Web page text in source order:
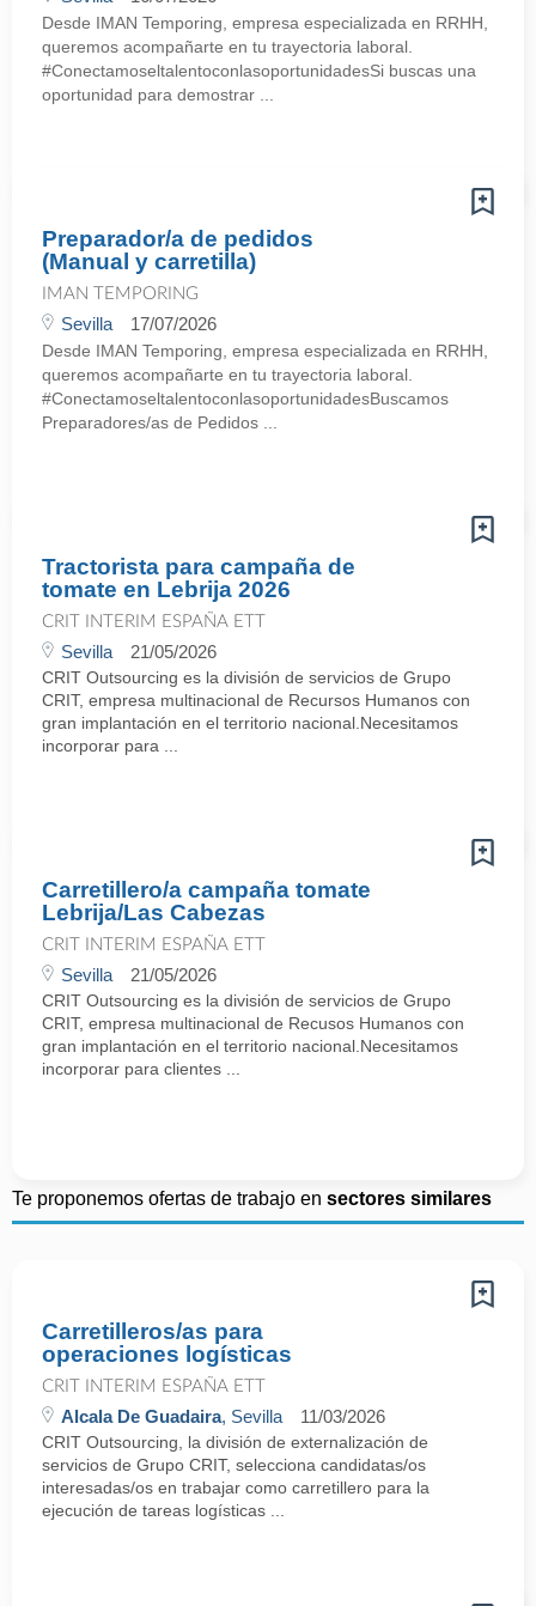
Desde IMAN Temporing, empresa especializada en RRHH,
queremos acompañarte en tu trayectoria laboral.
#ConectamoseltalentoconlasoportunidadesSi buscas una
oportunidad para demostrar ...
Preparador/a de pedidos
(Manual y carretilla)
IMAN TEMPORING
Sevilla 17/07/2026
Desde IMAN Temporing, empresa especializada en RRHH,
queremos acompañarte en tu trayectoria laboral.
#ConectamoseltalentoconlasoportunidadesBuscamos
Preparadores/as de Pedidos ...
Tractorista para campaña de
tomate en Lebrija 2026
CRIT INTERIM ESPAÑA ETT
Sevilla 21/05/2026
CRIT Outsourcing es la división de servicios de Grupo
CRIT, empresa multinacional de Recursos Humanos con
gran implantación en el territorio nacional.Necesitamos
incorporar para ...
Carretillero/a campaña tomate
Lebrija/Las Cabezas
CRIT INTERIM ESPAÑA ETT
Sevilla 21/05/2026
CRIT Outsourcing es la división de servicios de Grupo
CRIT, empresa multinacional de Recusos Humanos con
gran implantación en el territorio nacional.Necesitamos
incorporar para clientes ...
Te proponemos ofertas de trabajo en sectores similares
Carretilleros/as para
operaciones logísticas
CRIT INTERIM ESPAÑA ETT
Alcala De Guadaira, Sevilla 11/03/2026
CRIT Outsourcing, la división de externalización de
servicios de Grupo CRIT, selecciona candidatas/os
interesadas/os en trabajar como carretillero para la
ejecución de tareas logísticas ...